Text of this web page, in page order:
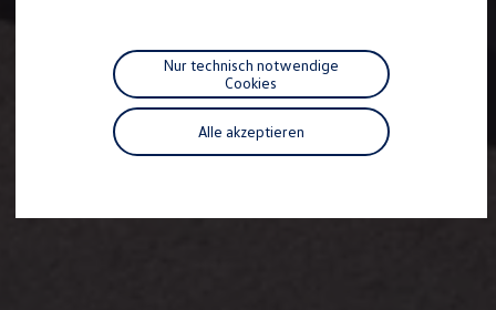
Individualisieren
Wallbox und Ladekabel
Digitale Extras
Dienste für Ihr Modell finden
Volkswagen Apps, Login und Shop
Handy und Fahrzeug verbinden
Vorgängermodelle
Alle akzeptieren
Nur technisch notwendige
Cookies